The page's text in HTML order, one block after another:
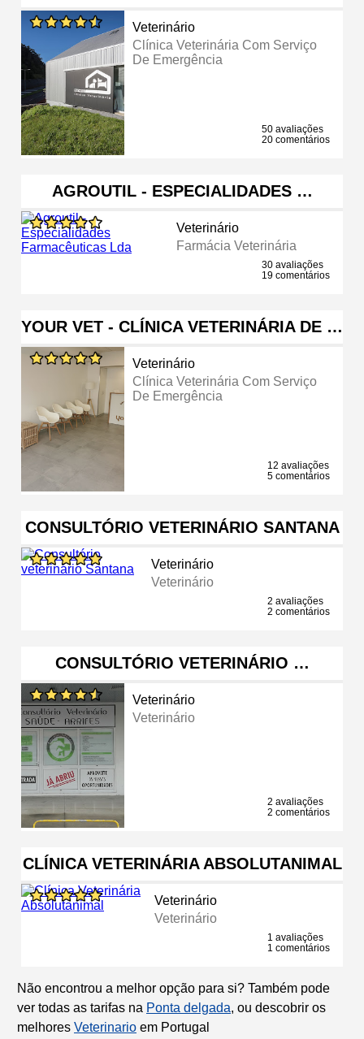
Veterinário
Clínica Veterinária Com Serviço
De Emergência
50 avaliações
20 comentários
AGROUTIL - ESPECIALIDADES …
Veterinário
Farmácia Veterinária
30 avaliações
19 comentários
YOUR VET - CLÍNICA VETERINÁRIA DE …
Veterinário
Clínica Veterinária Com Serviço
De Emergência
12 avaliações
5 comentários
CONSULTÓRIO VETERINÁRIO SANTANA
Veterinário
Veterinário
2 avaliações
2 comentários
CONSULTÓRIO VETERINÁRIO …
Veterinário
Veterinário
2 avaliações
2 comentários
CLÍNICA VETERINÁRIA ABSOLUTANIMAL
Veterinário
Veterinário
1 avaliações
1 comentários
Não encontrou a melhor opção para si? Também pode
ver todas as tarifas na Ponta delgada, ou descobrir os
melhores Veterinario em Portugal